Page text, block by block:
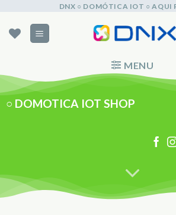
content
DNX ○ DOMÓTICA IOT ○ AQUI
MENU
○ DOMOTICA IOT SHOP